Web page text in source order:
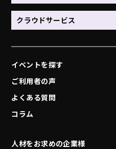
クラウドサービス
イベントを探す
ご利用者の声
よくある質問
コラム
人材をお求めの企業様